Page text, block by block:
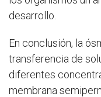
desarrollo.
En conclusión, la
transferencia de
diferentes
membrana